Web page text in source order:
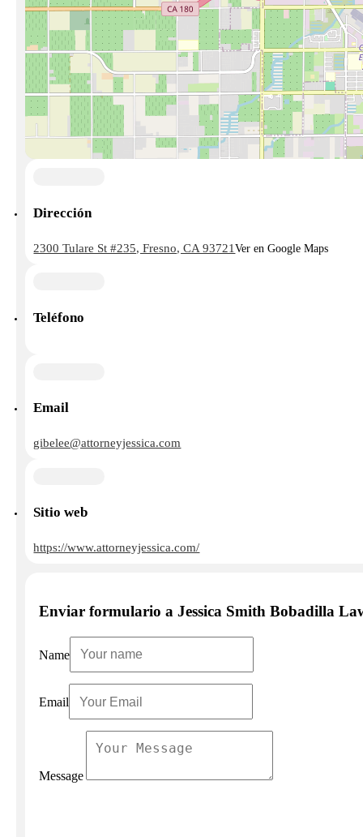
Dirección
2300 Tulare St #235, Fresno, CA 93721Ver en Google Maps
Teléfono
Email
gibelee@attorneyjessica.com
Sitio web
https://www.attorneyjessica.com/
Enviar formulario a Jessica Smith Bobadilla
Name
Email
Message